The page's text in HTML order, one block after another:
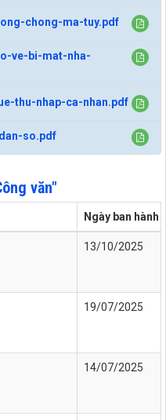
chong-ma-tuy.pdf
ve-bi-mat-nha-
thu-nhap-ca-nhan.pdf
so.pdf
văn"
Ngày ban hành
13/10/2025
19/07/2025
14/07/2025